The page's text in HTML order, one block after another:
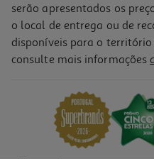
Selfie Stick Qilive 600100480
serão apresentados os
o local de entrega ou de
disponíveis para o
consulte mais informações